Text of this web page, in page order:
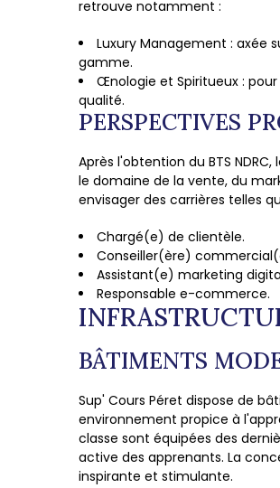
retrouve notamment :
Luxury Management : axée
gamme.
Œnologie et Spiritueux :
qualité.
PERSPECTIVES
Après l'obtention du BTS
le domaine de la vente, du
envisager des carrières telles
Chargé(e) de clientèle.
Conseiller(ère)
Assistant(e) marketing
Responsable e-commerce.
BÂTIMENTS
Sup' Cours Péret dispose de
environnement propice à
classe sont équipées des
active des apprenants. La
inspirante et stimulante.